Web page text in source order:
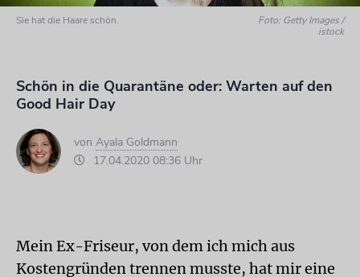
Sie hat die Haare schön.
Foto: Getty Images /
istock
Schön in die Quarantäne oder: Warten auf den
Good Hair Day
von Ayala Goldmann
17.04.2020 08:36 Uhr
Mein Ex-Friseur, von dem ich mich aus
Kostengründen trennen musste, hat mir eine